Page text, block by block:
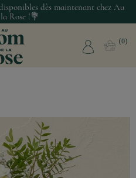
dès maintenant chez Au
Rose !💐
0